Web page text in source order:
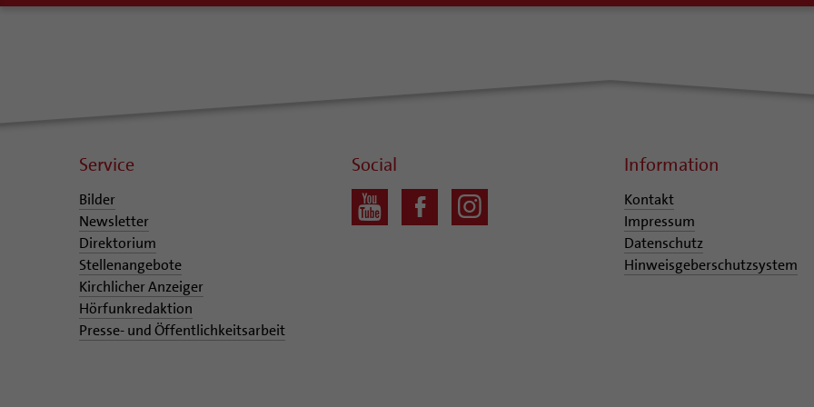
Service
Bilder
Newsletter
Direktorium
Stellenangebote
Kirchlicher Anzeiger
Hörfunkredaktion
Presse- und Öffentlichkeitsarbeit
Social Information
Kontakt
Impressum
Datenschutz
Hinweisgeberschutzsystem